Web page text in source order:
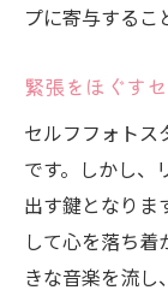
プに寄与するこ
緊張をほぐす
セルフフォトス
です。しかし、
出す鍵となりま
して心を落ち着
きな音楽を流し